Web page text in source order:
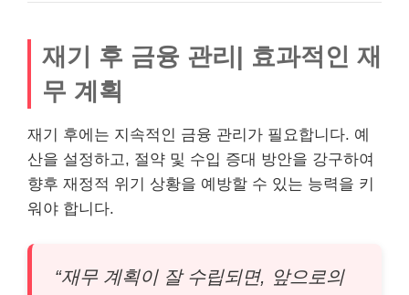
재기 후 금융 관리| 효과적인 재
무 계획
재기 후에는 지속적인 금융 관리가 필요합니다. 예
산을 설정하고, 절약 및 수입 증대 방안을 강구하여
향후 재정적 위기 상황을 예방할 수 있는 능력을 키
워야 합니다.
“재무 계획이 잘 수립되면, 앞으로의